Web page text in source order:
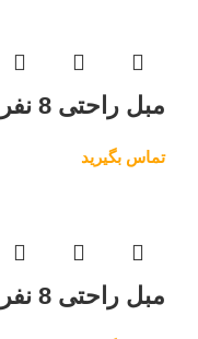
مبل راحتی 8 نفره مدل مینیمال
تماس بگیرید
مبل راحتی 8 نفره مدل موناکو